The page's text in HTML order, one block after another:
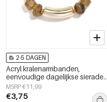
2-5 DAGEN
Acryl kralenarmbanden,
eenvoudige dagelijkse sieraden
uit de Simple Series voor dames.
MSRP €11,99
€3,75